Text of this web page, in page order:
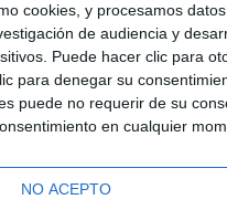
cookies, y procesamos
de audiencia y
Puede hacer clic para
denegar su
puede no requerir de su
en cualquier
NO ACEPTO
|Contactar|Anúnciate
|Condiciones generales|
de León 47 - 28006